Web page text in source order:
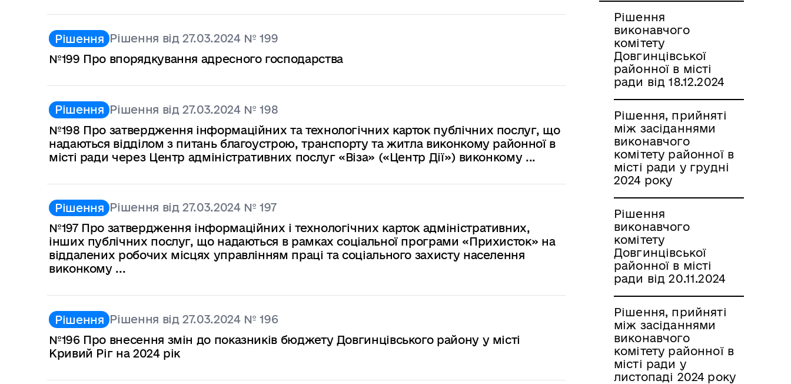
Рішення Рішення від 27.03.2024 № 199
№199 Про впорядкування адресного господарства
Рішення Рішення від 27.03.2024 № 198
№198 Про затвердження інформаційних та технологічних карток публічних послуг, що
надаються відділом з питань благоустрою, транспорту та житла виконкому районної в
місті ради через Центр адміністративних послуг «Віза» («Центр Дії») виконкому ...
Рішення Рішення від 27.03.2024 № 197
№197 Про затвердження інформаційних і технологічних карток адміністративних,
інших публічних послуг, що надаються в рамках соціальної програми «Прихисток» на
віддалених робочих місцях управлінням праці та соціального захисту населення
виконкому ...
Рішення Рішення від 27.03.2024 № 196
№196 Про внесення змін до показників бюджету Довгинцівського району у місті
Кривий Ріг на 2024 рік
Рішення
виконавчого
комітету
Довгинцівської
районної в місті
ради від 18.12.2024
Рішення, прийняті
між засіданнями
виконавчого
комітету районної в
місті ради у грудні
2024 року
Рішення
виконавчого
комітету
Довгинцівської
районної в місті
ради від 20.11.2024
Рішення, прийняті
між засіданнями
виконавчого
комітету районної в
місті ради у
листопаді 2024 року